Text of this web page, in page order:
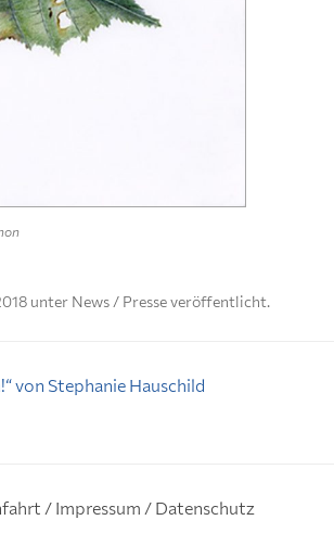
unter News / Presseveröffentlicht.
von Stephanie Hauschild
/ Impressum / Datenschutz